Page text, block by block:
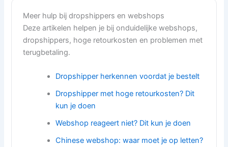
Meer hulp bij dropshippers en webshops
Deze artikelen helpen je bij onduidelijke webshops,
dropshippers, hoge retourkosten en problemen met
terugbetaling.
Dropshipper herkennen voordat je bestelt
Dropshipper met hoge retourkosten? Dit
kun je doen
Webshop reageert niet? Dit kun je doen
Chinese webshop: waar moet je op letten?